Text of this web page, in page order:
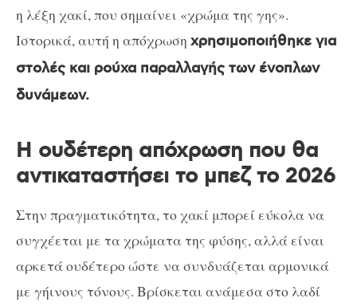
η λέξη χακί, που σημαίνει «χρώμα της γης».
Ιστορικά, αυτή η απόχρωση χρησιμοποιήθηκε για
στολές και ρούχα παραλλαγής των ένοπλων
δυνάμεων.
Η ουδέτερη απόχρωση που θα
αντικαταστήσει το μπεζ το 2026
Στην πραγματικότητα, το χακί μπορεί εύκολα να
συγχέεται με τα χρώματα της φύσης, αλλά είναι
αρκετά ουδέτερο ώστε να συνδυάζεται αρμονικά
με γήινους τόνους. Βρίσκεται ανάμεσα στο λαδί